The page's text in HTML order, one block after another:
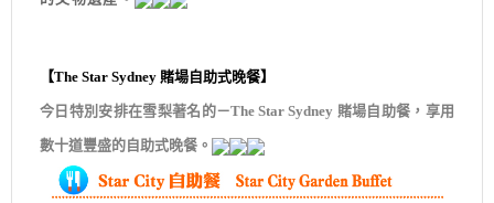
【The Star Sydney 賭場自助式晚餐】
今日特別安排在雪梨著名的－The Star Sydney 賭場自助餐，享用
數十道豐盛的自助式晚餐。